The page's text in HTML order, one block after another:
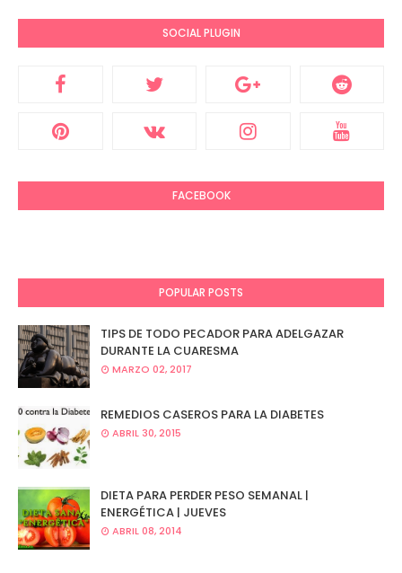
SOCIAL PLUGIN
FACEBOOK
POPULAR POSTS
TIPS DE TODO PECADOR PARA ADELGAZAR
DURANTE LA CUARESMA
MARZO 02, 2017
REMEDIOS CASEROS PARA LA DIABETES
ABRIL 30, 2015
DIETA PARA PERDER PESO SEMANAL |
ENERGÉTICA | JUEVES
ABRIL 08, 2014